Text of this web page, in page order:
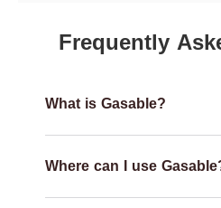
Frequently
What is Gasable?
Where can I use